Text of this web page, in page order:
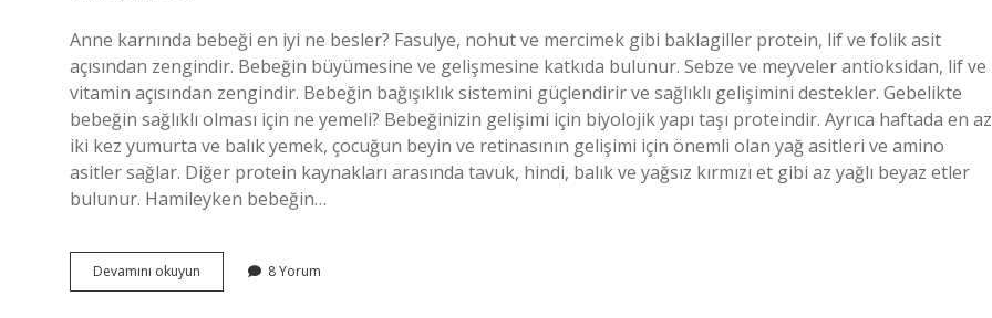
Anne karnında bebeği en iyi ne besler? Fasulye, nohut ve mercimek gibi baklagiller protein, lif ve folik asit
açısından zengindir. Bebeğin büyümesine ve gelişmesine katkıda bulunur. Sebze ve meyveler antioksidan, lif ve
vitamin açısından zengindir. Bebeğin bağışıklık sistemini güçlendirir ve sağlıklı gelişimini destekler. Gebelikte
bebeğin sağlıklı olması için ne yemeli? Bebeğinizin gelişimi için biyolojik yapı taşı proteindir. Ayrıca haftada en az
iki kez yumurta ve balık yemek, çocuğun beyin ve retinasının gelişimi için önemli olan yağ asitleri ve amino
asitler sağlar. Diğer protein kaynakları arasında tavuk, hindi, balık ve yağsız kırmızı et gibi az yağlı beyaz etler
bulunur. Hamileyken bebeğin…
Devamını okuyun
Karnındaki
8 Yorum